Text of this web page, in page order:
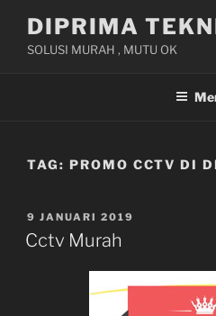
content
DIPRIMA
SOLUSI MURAH , MUTU OK
TAG: PROMO CCTV DI
POSTED
ON
9 JANUARI 2019
Cctv Murah